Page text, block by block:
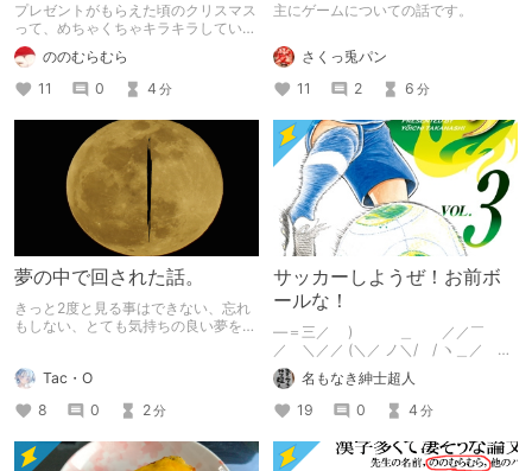
プレゼントがもらえた頃のクリスマス
って、めちゃくちゃキラキラしていま
したよね。あの頃のワクワク感を返し
て欲しい。DLチャンネルR18 Advent
Calendar 2024の12/25分の記事で
す。
ののむらむら
11
0 4 分
主にゲームについての話です。
さくっ兎パン
11
2 6 分
夢の中で回された話。
きっと2度と見る事はできない、忘れ
もしない、とても気持ちの良い夢を見
Tac・O
8
0 2分
サッカーしようぜ！お前ボ
ールな！
―＝三／ ) ＿ ／／￣
／ ＼／／ (＼／ ノ＼/ / ヽ＿／
/ / ( ＼∧∧ (
(Д^ ) ＼＿/ / ｜ (＿
＿/イ|
名もなき紳士超人
19
0 4 分